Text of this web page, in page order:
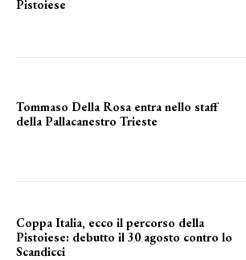
Pistoiese
Tommaso Della Rosa entra nello staff
della Pallacanestro Trieste
Coppa Italia, ecco il percorso della
Pistoiese: debutto il 30 agosto contro lo
Scandicci